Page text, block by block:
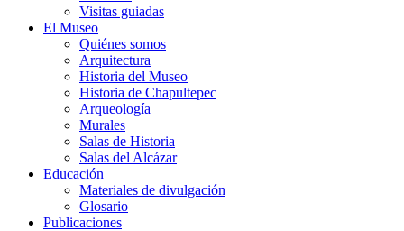
Visitas guiadas
El Museo
Quiénes somos
Arquitectura
Historia del Museo
Historia de Chapultepec
Arqueología
Murales
Salas de Historia
Salas del Alcázar
Educación
Materiales de divulgación
Glosario
Publicaciones